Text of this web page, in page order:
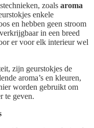
zoals aroma
enkele
en hebben geen stroom
in een breed
er voor elk interieur wel
zijn geurstokjes de
aroma’s en kleuren,
worden gebruikt om
te geven.